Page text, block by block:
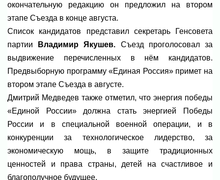
окончательную редакцию он предложил на втором
этапе Съезда в конце августа.
Список кандидатов представил секретарь Генсовета
партии
Владимир Якушев. Съезд проголосовал за
выдвижение перечисленных в нём кандидатов.
Предвыборную программу «Единая Россия» примет на
втором этапе Съезда в августе.
Дмитрий Медведев также отметил, что энергия победы
«Единой России» должна стать энергией Победы
России и в специальной военной операции, и в
конкуренции за технологическое лидерство, за
экономическую мощь, в защите традиционных
ценностей и права страны, детей на счастливое и
благополучное будущее.